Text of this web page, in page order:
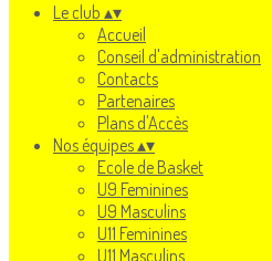
Le club ▴▾
Accueil
Conseil d'administration
Contacts
Partenaires
Plans d'Accès
Nos équipes▴▾
Ecole de Basket
U9 Feminines
U9 Masculins
U11 Feminines
U11 Masculins